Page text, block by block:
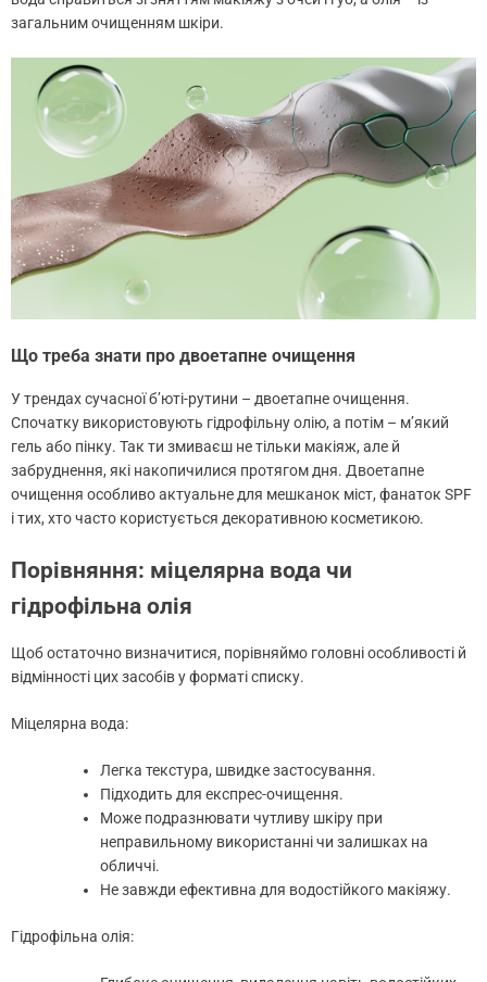
загальним очищенням шкіри.
Що треба знати про двоетапне очищення
У трендах сучасної б’юті-рутини – двоетапне очищення.
Спочатку використовують гідрофільну олію, а потім – м’який
гель або пінку. Так ти змиваєш не тільки макіяж, але й
забруднення, які накопичилися протягом дня. Двоетапне
очищення особливо актуальне для мешканок міст, фанаток SPF
і тих, хто часто користується декоративною косметикою.
Порівняння: міцелярна вода чи
гідрофільна олія
Щоб остаточно визначитися, порівняймо головні особливості й
відмінності цих засобів у форматі списку.
Міцелярна вода:
Легка текстура, швидке застосування.
Підходить для експрес-очищення.
Може подразнювати чутливу шкіру при
неправильному використанні чи залишках на
обличчі.
Не завжди ефективна для водостійкого макіяжу.
Гідрофільна олія: